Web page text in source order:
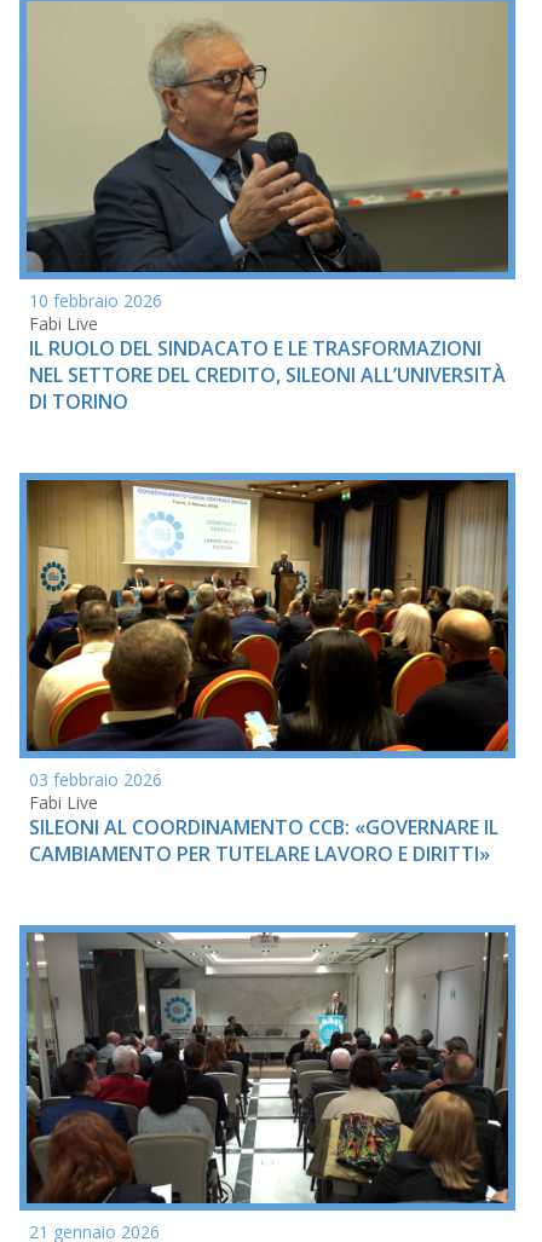
10 febbraio 2026
Fabi Live
IL RUOLO DEL SINDACATO E LE TRASFORMAZIONI
NEL SETTORE DEL CREDITO, SILEONI ALL’UNIVERSITÀ
DI TORINO
03 febbraio 2026
Fabi Live
SILEONI AL COORDINAMENTO CCB: «GOVERNARE IL
CAMBIAMENTO PER TUTELARE LAVORO E DIRITTI»
21 gennaio 2026